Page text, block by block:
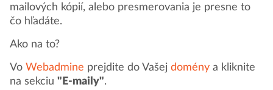
mailových kópií, alebo presmerovania je presne to
čo hľadáte.
Ako na to?
Vo Webadmine prejdite do Vašej domény a kliknite
na sekciu "E-maily".